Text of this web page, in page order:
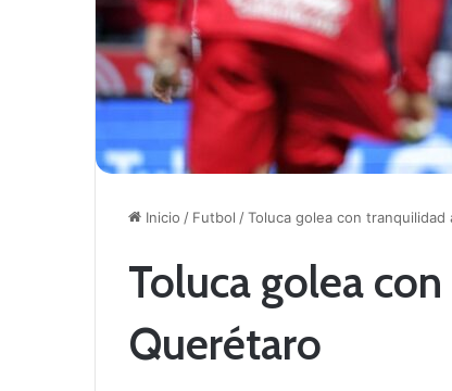
Inicio / Futbol /Toluca golea con tranquilidad
Toluca golea
Querétaro